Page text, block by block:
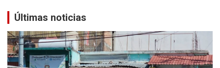
Últimas noticias